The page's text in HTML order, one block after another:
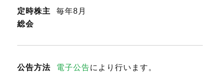
定時株主
総会
毎年8月
公告方法 電子公告により行います。